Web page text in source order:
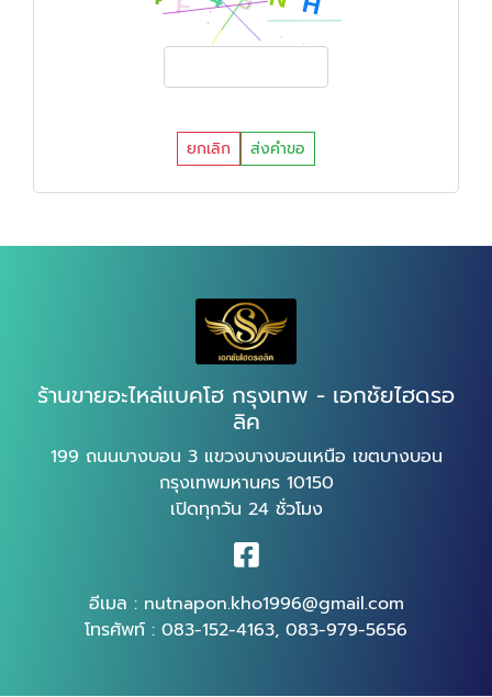
ยกเลิก ส่งคำขอ
ร้านขายอะไหล่แบคโฮ กรุงเทพ - เอกชัยไฮดรอ
ลิค
199 ถนนบางบอน 3 แขวงบางบอนเหนือ เขตบางบอน
กรุงเทพมหานคร 10150
เปิดทุกวัน 24 ชั่วโมง
อีเมล : nutnapon.kho1996@gmail.com
โทรศัพท์ : 083-152-4163, 083-979-5656